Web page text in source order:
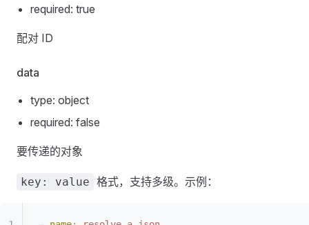
required: true
配对 ID
data
type: object
required: false
要传递的对象
key: value 格式，支持多级。示例：